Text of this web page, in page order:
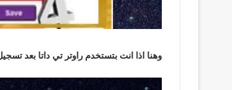
وهنا اذا انت بتستخدم راوتر تي داتا بعد